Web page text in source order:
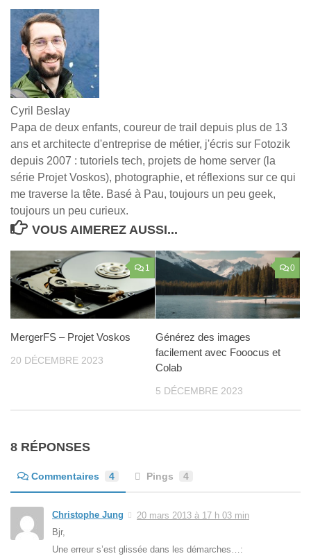
Cyril Beslay
Papa de deux enfants, coureur de trail depuis plus de 13
ans et architecte d'entreprise de métier, j'écris sur Fotozik
depuis 2007 : tutoriels tech, projets de home server (la
série Projet Voskos), photographie, et réflexions sur ce qui
me traverse la tête. Basé à Pau, toujours un peu geek,
toujours un peu curieux.
VOUS AIMEREZ AUSSI...
1
MergerFS – Projet Voskos
20 DÉCEMBRE 2023
0
Générez des images
facilement avec Fooocus et
Colab
5 DÉCEMBRE 2023
8 RÉPONSES
Commentaires 4 Pings 4
Christophe Jung
20 mars 2013 à 17 h 03 min
Bjr,
Une erreur s’est glissée dans les démarches…: